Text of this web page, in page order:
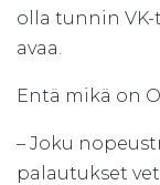
olla tunnin VK-
avaa.
Entä mikä on
– Joku
palautukset